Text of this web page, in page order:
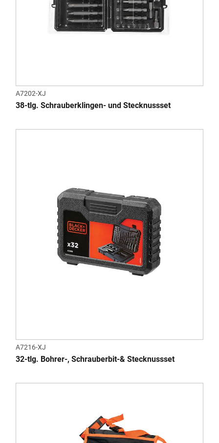
A7202-XJ
38-tlg. Schrauberklingen- und Stecknussset
A7216-XJ
32-tlg. Bohrer-, Schrauberbit-& Stecknussset